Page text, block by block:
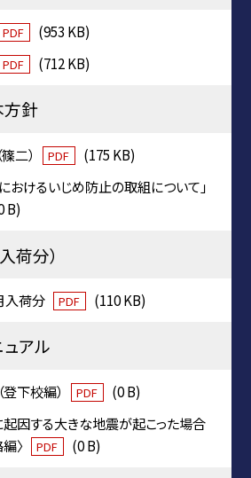
PDF
(953 KB)
PDF (712 KB)
方針
二） PDF
(175 KB)
おけるいじめ防止の取組について」
B)
荷分）
入荷分 PDF (110 KB)
アル
下校編） PDF
(0 B)
起因する大きな地震が起こった場合
〉
PDF (0 B)